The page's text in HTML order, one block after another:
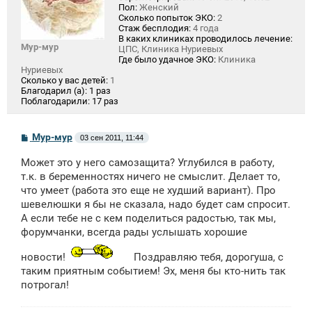
Мур-мур
Пол: Женский
Сколько попыток ЭКО: 2
Стаж бесплодия: 4 года
В каких клиниках проводилось лечение:
ЦПС, Клиника Нуриевых
Где было удачное ЭКО: Клиника
Нуриевых
Сколько у вас детей: 1
Благодарил (а): 1 раз
Поблагодарили: 17 раз
С
б
щ
н
и
Мур-мур 03 сен 2011, 11:44
Может это у него самозащита? Углубился в работу,
т.к. в беременностях ничего не смыслит. Делает то,
что умеет (работа это еще не худший вариант). Про
шевелюшки я бы не сказала, надо будет сам спросит.
А если тебе не с кем поделиться радостью, так мы,
форумчанки, всегда рады услышать хорошие
новости!
Поздравляю тебя, дорогуша, с
таким приятным событием! Эх, меня бы кто-нить так
потрогал!